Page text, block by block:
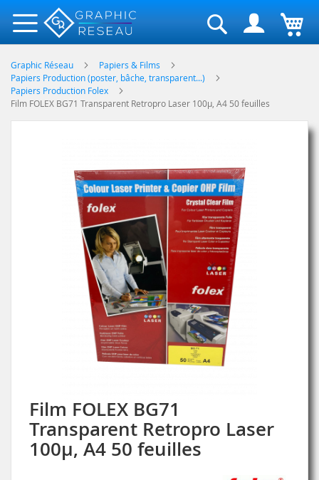
Rechercher
Graphic Réseau
Papiers & Films
Papiers Production (poster, bâche, transparent...)
Papiers Production Folex
Film FOLEX BG71 Transparent Retropro Laser 100µ, A4 50 feuilles
Film FOLEX BG71
Transparent Retropro Laser
100µ, A4 50 feuilles
Skip
to
the
beginning